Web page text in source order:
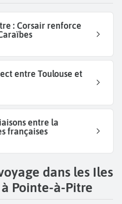
: Corsair renforce
entre Toulouse et
entre la
françaises
dans les Iles
Pointe-à-Pitre